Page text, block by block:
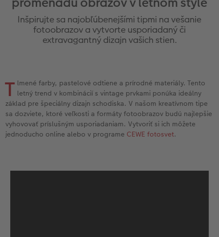
Panoramatické stránky
Inšpirácie
Art Collection
Svadobná fotokniha
CEWE myPhotos
Fotografie s dizajnom na počkanie
Fotopásiky na počkanie
Viacdielne fotografie na počkanie
Plagát na počkanie
Samolepky
CEWE foto ihneď
Fotografie na doklady
Art printy
Veľké formáty na fotopapieri
Digitalizácia fotografií
Svadobná tabuľa
Fotokoláž
Akrylátové sklo
Hliníková platňa
Penová platňa
Plagát premium s vyrezanou fotografiou
Domáci miláčikovia
Hračky
Art printy
CEWE FOTOKNIHA Kids
Novinky
CEWE myPhotos
Novinky
Cardholder
Novinky
Pohľadnice Klasik
Fotoblahoželanie
Ďalšie udalosti
Vianočné pohľadnice
Baby
Fototipy
Fotosúťaže
Inšpirujte sa najobľúbenejšími tipmi na vešanie
fotoobrazov a vytvorte usporiadaný či
extravagantný dizajn vašich stien.
T lmené farby, pastelové odtiene a prírodné materiály. Tento
letný trend v kombinácií s vintage prvkami ponúka ideálny
základ pre špeciálny dizajn schodiska. V našom kreatívnom tipe
sa dozviete, ktoré veľkosti a formáty fotoobrazov budú najlepšie
vyhovovať príslušným usporiadaniam. Vytvoriť si ich môžete
jednoducho online alebo v programe CEWE fotosvet.